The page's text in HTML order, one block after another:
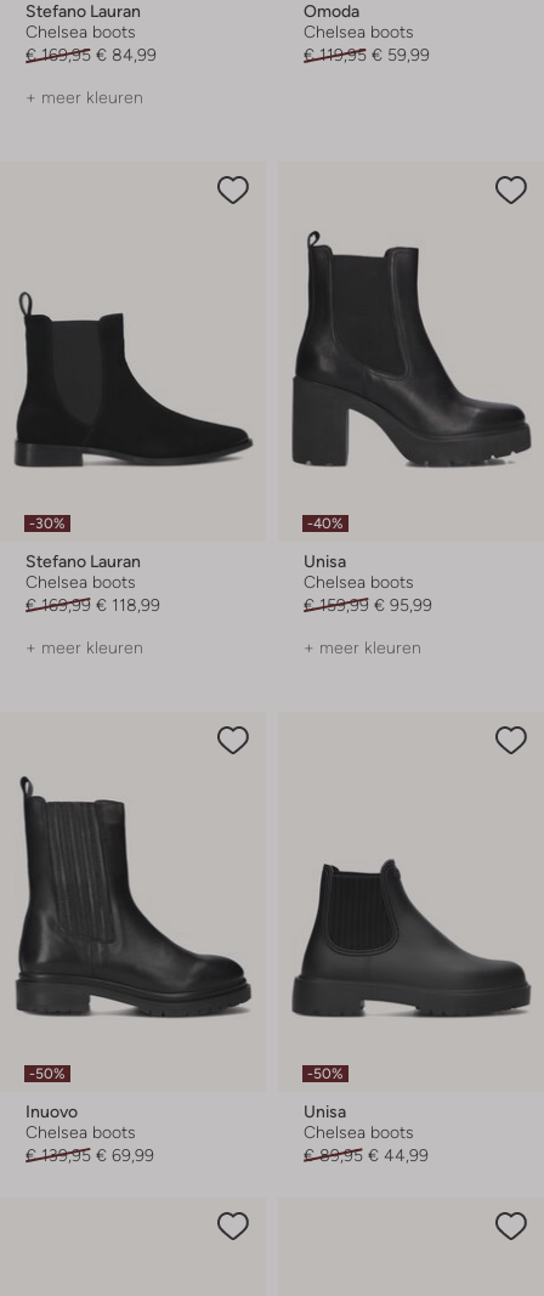
Stefano Lauran
Chelsea boots
€ 169,95 € 84,99
+ meer kleuren
Omoda
Chelsea boots
€ 119,95 € 59,99
-30%
Stefano Lauran
Chelsea boots
€ 169,99 € 118,99
+ meer kleuren
-40%
Unisa
Chelsea boots
€ 159,99 € 95,99
+ meer kleuren
-50%
Inuovo
Chelsea boots
€ 139,95 € 69,99
-50%
Unisa
Chelsea boots
€ 89,95 € 44,99